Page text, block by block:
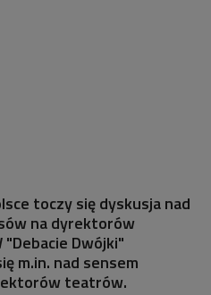
toczy się dyskusja nad
na dyrektorów
Dwójki"
m.in. nad sensem
teatrów.